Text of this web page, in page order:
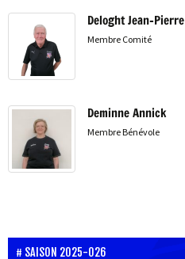
Deloght Jean-Pierre
Membre Comité
Deminne Annick
Membre Bénévole
SAISON 2025-026